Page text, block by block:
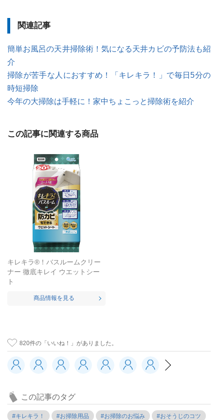
関連記事
簡単お風呂の天井掃除術！気になる天井カビの予防法も紹
介
掃除が苦手な人におすすめ！「キレキラ！」で毎日5分の
時短掃除
今年の大掃除は手軽に！家中ちょこっと掃除術を紹介
この記事に関連する商品
キレキラ®！バスルームクリー
ナー 徹底キレイ ウエットシー
ト
商品情報を見る
820件の「いいね！」がありました。
この記事のタグ
#キレキラ！ #お掃除用品 #お掃除のお悩み #おそうじのコツ